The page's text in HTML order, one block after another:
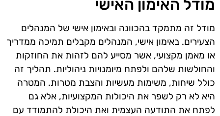
מודל האימון האישי
מודל זה מתמקד בהכוונה ובאימון אישי של המנהלים
הצעירים. באימון אישי, המנהלים מקבלים תמיכה ממדריך
או מאמן מקצועי, אשר מסייע להם לזהות את החוזקות
והחולשות שלהם ולפתח מיומנויות ניהוליות. תהליך זה
כולל שיחות, משימות מעשיות והצבת מטרות. המטרה
היא לא רק לשפר את היכולות המקצועיות, אלא גם
לפתח את התודעה העצמית ואת היכולת להתמודד עם